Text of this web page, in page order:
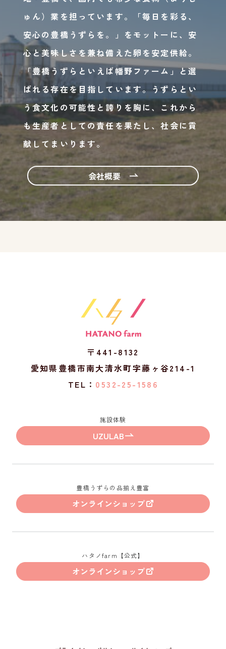
ゅん）業を担っています。「毎日を彩る、
安心の豊橋うずらを。」をモットーに、安
心と美味しさを兼ね備えた卵を安定供給。
「豊橋うずらといえば幡野ファーム」と選
ばれる存在を目指しています。うずらとい
う食文化の可能性と誇りを胸に、これから
も生産者としての責任を果たし、社会に貢
献してまいります。
会社概要
〒441-8132
愛知県豊橋市南大清水町字藤ヶ谷214-1
TEL： 0532-25-1586
施設体験
UZULAB
豊橋うずらの品揃え豊富
オンラインショップ
ハタノfarm【公式】
オンラインショップ